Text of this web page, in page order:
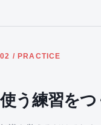
02 / PRACTICE
使う練習をつ